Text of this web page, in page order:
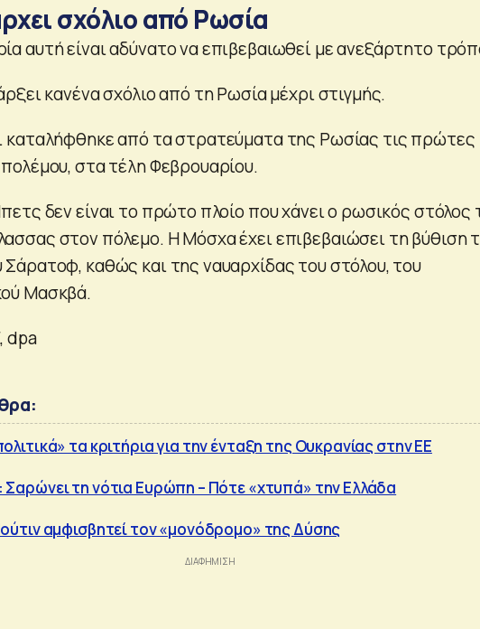
σχόλιο από Ρωσία
αυτή είναι αδύνατο να επιβεβαιωθεί με ανεξάρτητο
κανένα σχόλιο από τη Ρωσία μέχρι στιγμής.
καταλήφθηκε από τα στρατεύματα της Ρωσίας τις πρώτες
στα τέλη Φεβρουαρίου.
δεν είναι το πρώτο πλοίο που χάνει ο ρωσικός στόλος
στον πόλεμο. Η Μόσχα έχει επιβεβαιώσει τη βύθιση
καθώς και της ναυαρχίδας του στόλου, του
Μασκβά.
dpa
τα κριτήρια για την ένταξη της Ουκρανίας στην ΕΕ
τη νότια Ευρώπη – Πότε «χτυπά» την Ελλάδα
αμφισβητεί τον «μονόδρομο» της Δύσης